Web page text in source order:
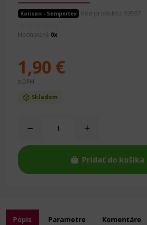
Kalisan - Sempertex Kód produktu: 99597
Hodnotené 0x
Skladom
1,90 €
s DPH
Pridať do košíka
Popis Parametre Komentáre